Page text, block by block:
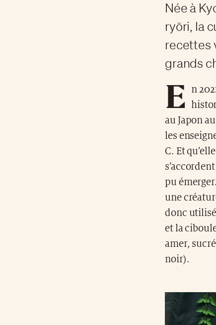
Née à
ryōri, la
recettes
grands
E
n
au Japon au
les
C. Et
pu
une
donc
et la
amer,
noir).